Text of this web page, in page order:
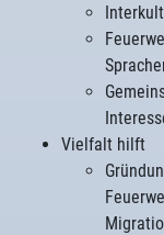
Vielfalt hilft